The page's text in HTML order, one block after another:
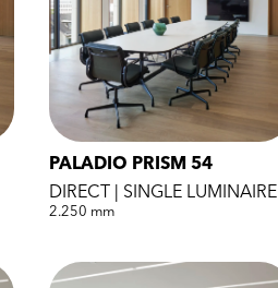
PALADIO PRISM 54
DIRECT | SINGLE LUMINAIRE
2.250 mm